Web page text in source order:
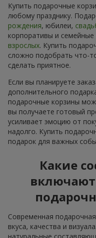
Купить подарочные
любому празднику.
рождения, юбилеи,
корпоративы и
взрослых. Купить
сложно подобрать что-
сделать приятное.
Если вы планируете
дополнительного
подарочные корзины
вы получаете готовый
усиливает эмоцию от
надолго. Купить
подарок для важных
Какие
Современная
вкуса, качества и
натуральные